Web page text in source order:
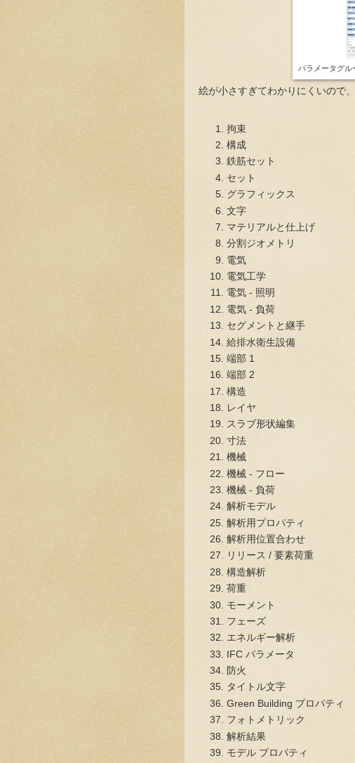
パラメータグル
絵が小さすぎてわかりにくいので
拘束
構成
鉄筋セット
セット
グラフィックス
文字
マテリアルと仕上げ
分割ジオメトリ
電気
電気工学
電気 - 照明
電気 - 負荷
セグメントと継手
給排水衛生設備
端部 1
端部 2
構造
レイヤ
スラブ形状編集
寸法
機械
機械 - フロー
機械 - 負荷
解析モデル
解析用プロパティ
解析用位置合わせ
リリース / 要素荷重
構造解析
荷重
モーメント
フェーズ
エネルギー解析
IFC パラメータ
防火
タイトル文字
Green Building プロパティ
フォトメトリック
解析結果
モデル プロパティ